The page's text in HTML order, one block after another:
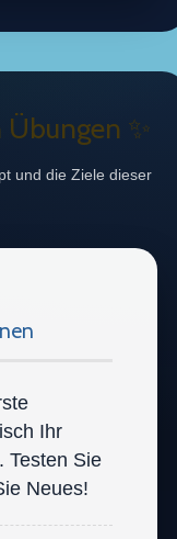
✨
und die Ziele dieser
Ihr
Testen Sie
Neues!